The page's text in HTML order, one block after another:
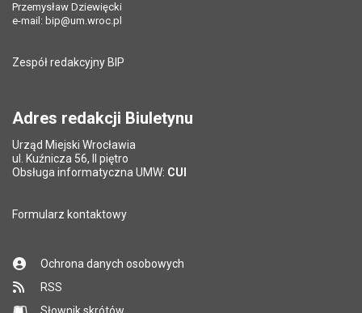
Przemysław Dziewięcki
e-mail: bip@um.wroc.pl
Zespół redakcyjny BIP
Adres redakcji Biuletynu
Urząd Miejski Wrocławia
ul. Kuźnicza 56, II piętro
Obsługa informatyczna UMW: CUI
Formularz kontaktowy
Ochrona danych osobowych
RSS